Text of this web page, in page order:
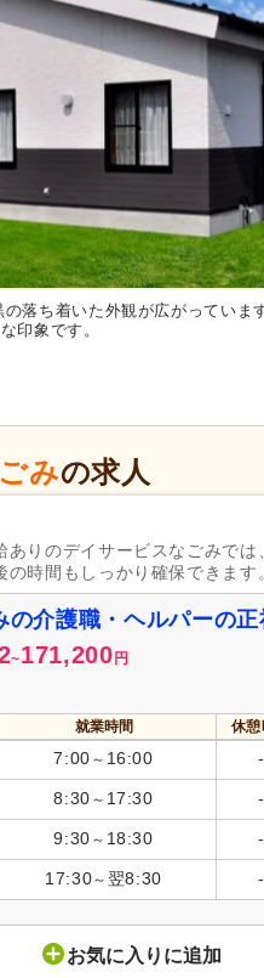
落ち着いた外観が広がっていま
印象です。
みの求人
りのデイサービスなごみで
時間もしっかり確保できます
の介護職・ヘルパーの正
~171,200 円
就業時間 休憩
7:00 ～ 16:00 -
8:30 ～ 17:30 -
9:30 ～ 18:30 -
17:30～ 翌8:30 -
お気に入り に追加